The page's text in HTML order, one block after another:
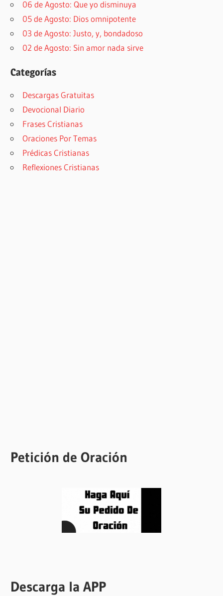
06 de Agosto: Que yo disminuya
05 de Agosto: Dios omnipotente
03 de Agosto: Justo, y, bondadoso
02 de Agosto: Sin amor nada sirve
Categorías
Descargas Gratuitas
Devocional Diario
Frases Cristianas
Oraciones Por Temas
Prédicas Cristianas
Reflexiones Cristianas
Petición de Oración
Descarga la APP